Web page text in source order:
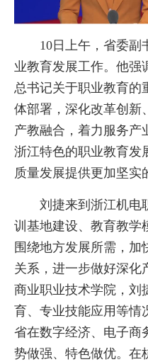
10日上午，省委副
业教育发展工作。他强
总书记关于职业教育的
体部署，深化改革创新
产教融合，着力服务产
浙江特色的职业教育发
质量发展提供更加坚实
刘捷来到浙江机电
训基地建设、教育教学
围绕地方发展所需，加
关系，进一步做好深化
商业职业技术学院，刘
育、专业技能应用等情
省在数字经济、电子商
势做强、特色做优。在